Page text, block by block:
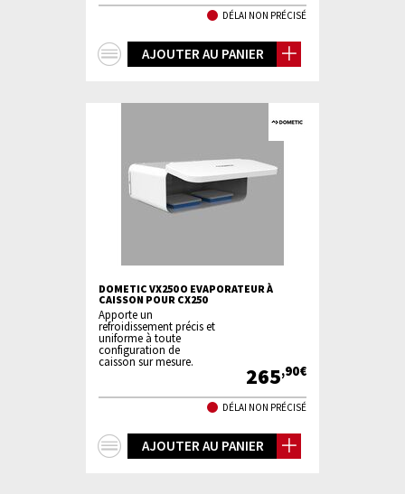
DÉLAI NON PRÉCISÉ
AJOUTER AU PANIER
DOMETIC VX250 O EVAPORATEUR À
CAISSON POUR CX250
Apporte un
refroidissement précis et
uniforme à toute
configuration de
caisson sur mesure.
265,90€
DÉLAI NON PRÉCISÉ
AJOUTER AU PANIER